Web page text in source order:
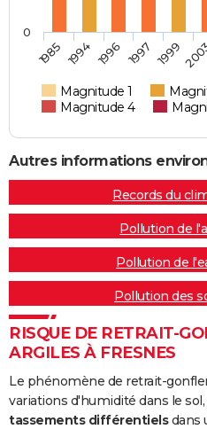
Magnitude 1
Magnitude 4
1985 1994 1996 1997 1999
0
Autres informations
Records du
Pollution de
Pollution de
Pollution des
RISQUE DE RETRAIT-
ARGILES À FRESNES
Le phénomène de retrait-
variations d'humidité dans le
tassements différentielsdans